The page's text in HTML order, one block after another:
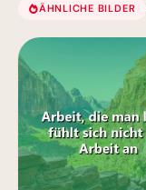
ÄHNLICHE BILDER